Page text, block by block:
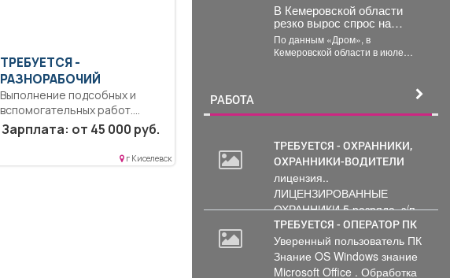
ТРЕБУЕТСЯ -
РАЗНОРАБОЧИЙ
Выполнение подсобных и
вспомогательных работ.
Выполнение поручений,
распоряжений, указаний...
Зарплата: от 45 000 руб.
г Киселевск
по Кемеровской области
опубликовало...
В Кемеровской области
резко вырос спрос на
подержанные
электромобили
По данным «Дром», в
Кемеровской области в июле
РАБОТА
ТРЕБУЕТСЯ - ОХРАННИКИ,
ОХРАННИКИ-ВОДИТЕЛИ
лицензия..
ЛИЦЕНЗИРОВАННЫЕ
ОХРАННИКИ 5 разряда, з/п
от 33000 руб. 6...
ТРЕБУЕТСЯ - ОПЕРАТОР ПК
Уверенный пользователь ПК
Знание OS Windows знание
Microsoft Office . Обработка